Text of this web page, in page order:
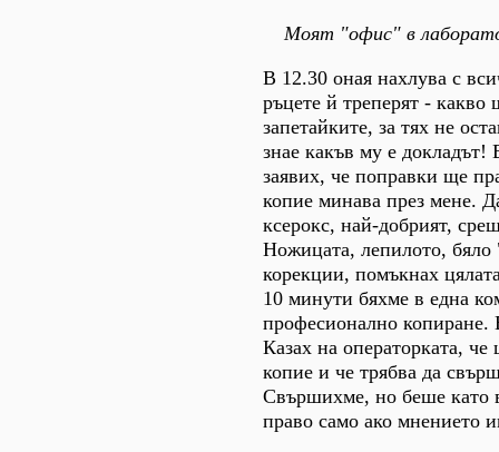
Моят "офис" в
В 12.30 оная нахлува с
ръцете й треперят -
запетайките, за тях не
знае какъв му е докладът!
заявих, че поправки ще
копие минава през мене.
ксерокс, най-добрият,
Ножицата, лепилото, бяло
корекции, помъкнах
10 минути бяхме в една
професионално копиране.
Казах на операторката,
копие и че трябва да
Свършихме, но беше като
право само ако мнението